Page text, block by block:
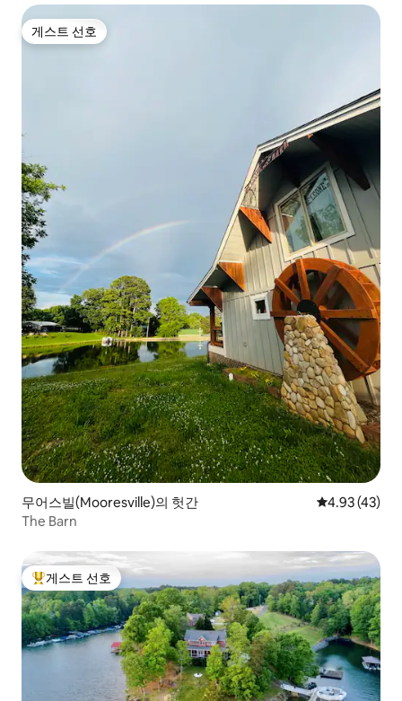
게스트 선호
게스트 선호
무어스빌(Mooresville)의 헛간 평점 4.93점
4.93 (43)
The Barn
상위 게스트 선호
게스트 선호